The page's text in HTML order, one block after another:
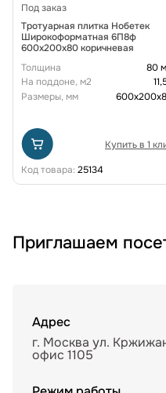
Под заказ
Тротуарная плитка Нобетек
Широкоформатная 6П8ф
600x200x80 коричневая
Толщина
80
На поддоне, м2
Размеры, мм
Купить в 1
Код товара: 25134
Приглашаем
Адрес
г. Москва ул.
офис 1105